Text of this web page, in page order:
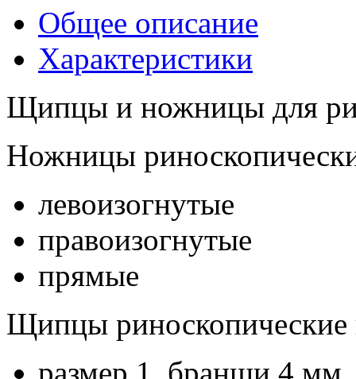
Общее описание
Характеристики
Щипцы и ножницы для
Ножницы
левоизогнутые
правоизогнутые
прямые
Щипцы
размер 1, бранши 4 мм